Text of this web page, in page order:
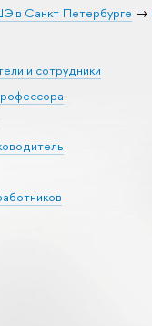
в Санкт-Петербурге
и сотрудники